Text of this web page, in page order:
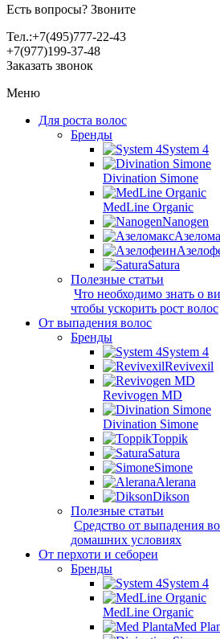
Есть вопросы? Звоните
Тел.:+7(495)777-22-43
+7(977)199-37-48
Заказать звонок
Меню
Для роста волос
Бренды
System 4
Divination Simone
MedLine Organic
Nanogen
Satura
Полезные статьи
Что необходимо знать о
чтобы ускорить рост волос
От выпадения волос
Бренды
System 4
Revivexil
Revivogen MD
Divination Simone
Toppik
Satura
Simone
Alerana
Dikson
Полезные статьи
Средство от выпадения
домашних условиях
От перхоти и себореи
Бренды
System 4
MedLine Organic
Med